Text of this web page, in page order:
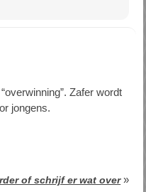
Zafer wordt
jongens.
of schrijf er wat over»